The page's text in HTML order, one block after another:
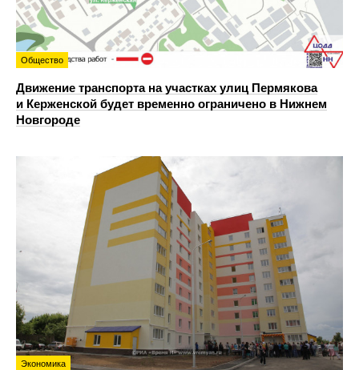
Общество
Движение транспорта на участках улиц Пермякова
и Керженской будет временно ограничено в Нижнем
Новгороде
Экономика